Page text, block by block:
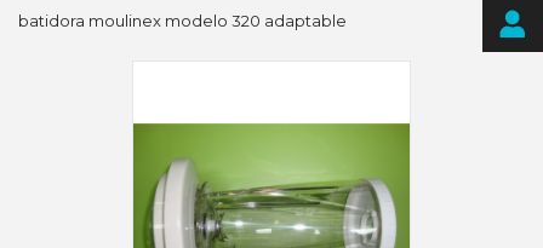
batidora moulinex modelo 320 adaptable